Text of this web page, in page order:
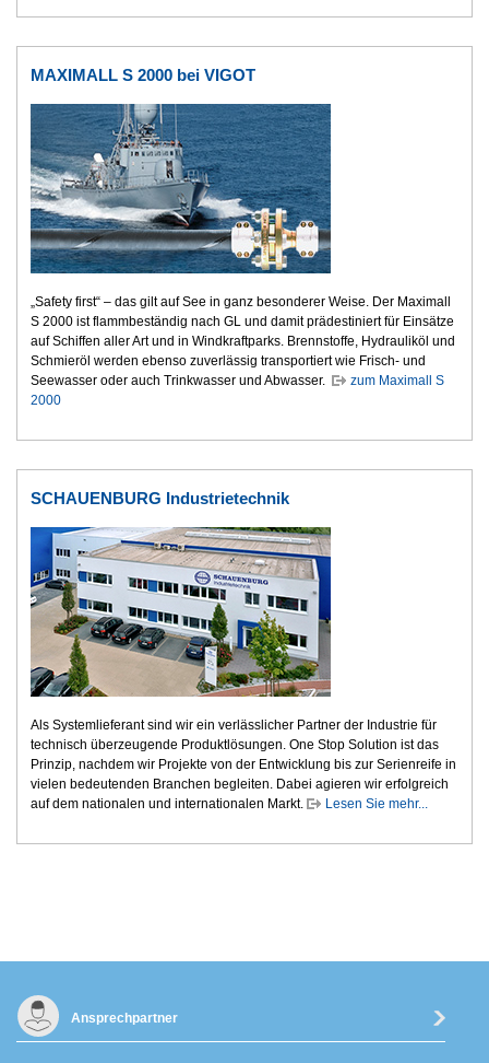
MAXIMALL S 2000 bei VIGOT
„Safety first“ – das gilt auf See in ganz besonderer Weise. Der Maximall
S 2000 ist flammbeständig nach GL und damit prädestiniert für Einsätze
auf Schiffen aller Art und in Windkraftparks. Brennstoffe, Hydrauliköl und
Schmieröl werden ebenso zuverlässig transportiert wie Frisch- und
Seewasser oder auch Trinkwasser und Abwasser.
zum Maximall S
2000
SCHAUENBURG Industrietechnik
Als Systemlieferant sind wir ein verlässlicher Partner der Industrie für
technisch überzeugende Produktlösungen. One Stop Solution ist das
Prinzip, nachdem wir Projekte von der Entwicklung bis zur Serienreife in
vielen bedeutenden Branchen begleiten. Dabei agieren wir erfolgreich
auf dem nationalen und internationalen Markt.
Lesen Sie mehr...
Ansprechpartner